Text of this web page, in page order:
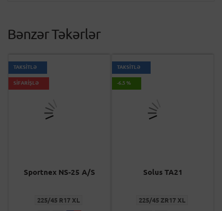
Bənzər Təkərlər
TAKSİTLƏ
SİFARİŞLƏ
Sportnex NS-25 A/S
225/45 R17 XL
TAKSİTLƏ
-6.5 %
Solus TA21
225/45 ZR17 XL